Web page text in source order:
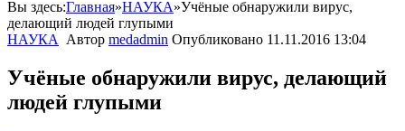
Вы здесь:Главная»НАУКА»Учёные обнаружили вирус,
делающий людей глупыми
НАУКА
Автор medadmin Опубликовано 11.11.2016 13:04
Учёные обнаружили вирус, делающий
людей глупыми